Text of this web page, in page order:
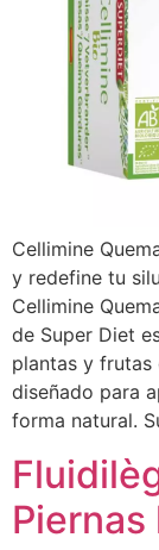
Cellimine
y redefine tu
Cellimine
de Super Diet
plantas y
diseñado para
forma natural.
Piernas